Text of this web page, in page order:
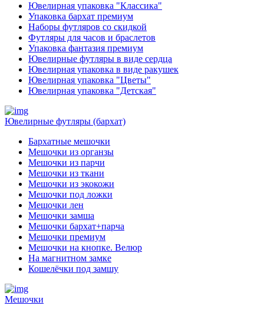
Ювелирная упаковка "Классика"
Упаковка бархат премиум
Наборы футляров со скидкой
Футляры для часов и браслетов
Упаковка фантазия премиум
Ювелирные футляры в виде сердца
Ювелирная упаковка в виде ракушек
Ювелирная упаковка "Цветы"
Ювелирная упаковка "Детская"
Ювелирные футляры (бархат)
Бархатные мешочки
Мешочки из органзы
Мешочки из парчи
Мешочки из ткани
Мешочки из экокожи
Мешочки под ложки
Мешочки лен
Мешочки замша
Мешочки бархат+парча
Мешочки премиум
Мешочки на кнопке. Велюр
На магнитном замке
Кошелёчки под замшу
Мешочки